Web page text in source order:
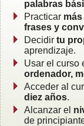
palabras
Practicar más
frases y
Decidir tu
aprendizaje.
Usar el curso
ordenador,
Acceder al
diez años.
Alcanzar el
de